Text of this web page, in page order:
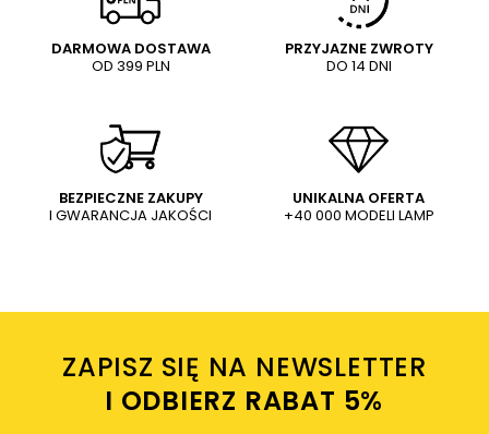
Treść twojej opinii
Dodaj własne zdjęcie produktu:
Twoje imię
Twój email
DARMOWA DOSTAWA
OD 399 PLN
PRZYJAZNE ZWROTY
DO 14 DNI
BEZPIECZNE ZAKUPY
I GWARANCJA JAKOŚCI
UNIKALNA OFERTA
+40 000 MODELI LAMP
ZAPISZ SIĘ NA NEWSLETTER
I ODBIERZ RABAT 5%ㅤ